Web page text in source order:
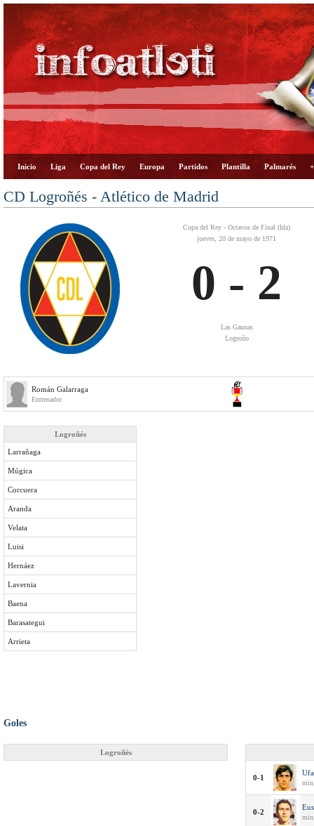
Inicio Liga Copa del Rey Europa Partidos Plantilla Palmarés
CD Logroñés - Atlético de Madrid
Copa del Rey - Octavos de Final (Ida)
jueves, 20 de mayo de 1971
0 - 2
Las Gaunas
Logroño
Román Galarraga
Entrenador
Logroñés
Larrañaga
Múgica
Corcuera
Aranda
Velata
Luisi
Hernáez
Lavernia
Baena
Barasategui
Arrieta
Goles
Logroñés
0-1
0-2